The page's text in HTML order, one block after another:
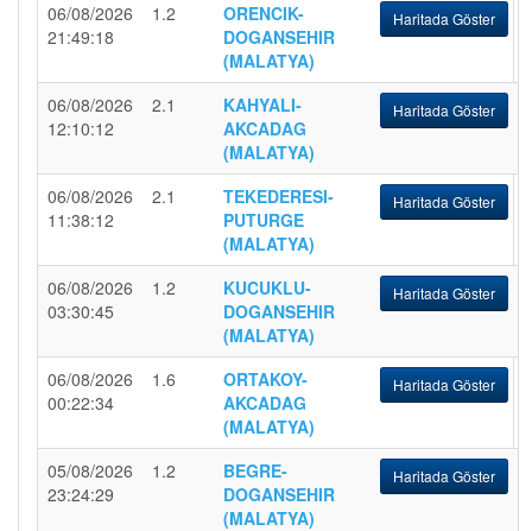
06/08/2026
21:49:18
1.2
ORENCIK-
DOGANSEHIR
(MALATYA)
Haritada Göster
06/08/2026
12:10:12
2.1
KAHYALI-
AKCADAG
(MALATYA)
Haritada Göster
06/08/2026
11:38:12
2.1
TEKEDERESI-
PUTURGE
(MALATYA)
Haritada Göster
06/08/2026
03:30:45
1.2
KUCUKLU-
DOGANSEHIR
(MALATYA)
Haritada Göster
06/08/2026
00:22:34
1.6
ORTAKOY-
AKCADAG
(MALATYA)
Haritada Göster
05/08/2026
23:24:29
1.2
BEGRE-
DOGANSEHIR
(MALATYA)
Haritada Göster